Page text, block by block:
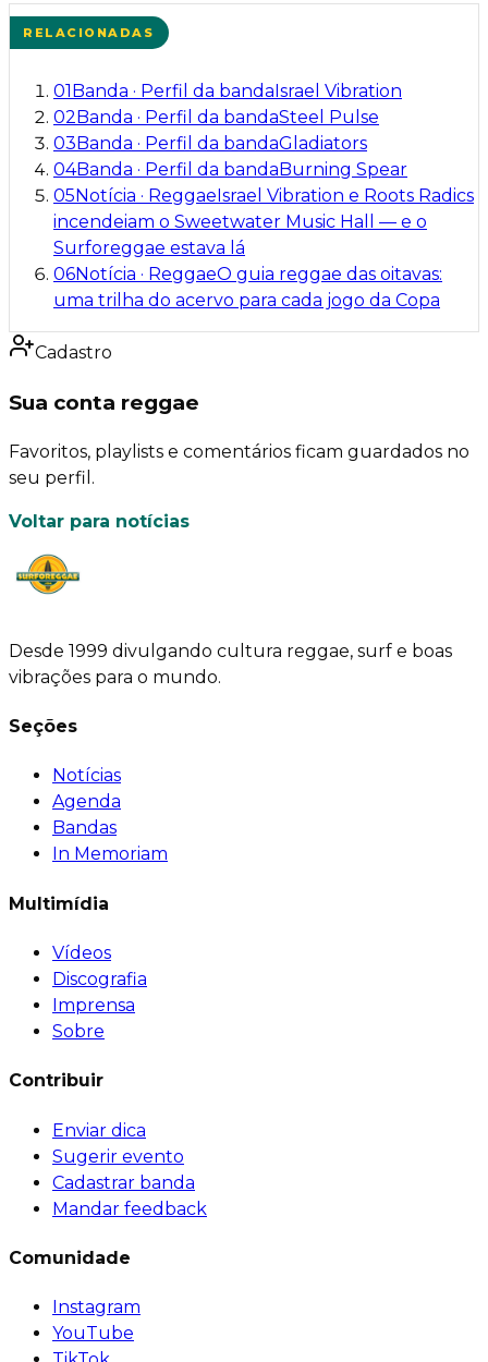
RELACIONADAS
01 Banda · Perfil da banda Israel Vibration
02 Banda · Perfil da bandaSteel Pulse
03 Banda · Perfil da bandaGladiators
04Banda · Perfil da banda Burning Spear
05 Notícia · Reggae Israel Vibration e Roots Radics
incendeiam o Sweetwater Music Hall — e o
Surforeggae estava lá
06Notícia · ReggaeO guia reggae das oitavas:
uma trilha do acervo para cada jogo da Copa
Cadastro
Sua conta reggae
Favoritos, playlists e comentários ficam guardados no
seu perfil.
Voltar para notícias
Desde 1999 divulgando cultura reggae, surf e boas
vibrações para o mundo.
Seções
Notícias
Agenda
Bandas
In Memoriam
Multimídia
Vídeos
Discografia
Imprensa
Sobre
Contribuir
Enviar dica
Sugerir evento
Cadastrar banda
Mandar feedback
Comunidade
Instagram
YouTube